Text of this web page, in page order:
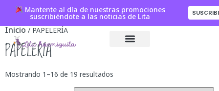
Mantente al día de nuestras promociones
suscribiéndote a las noticias de Lita
Inicio / PAPELERÍA
PAPELERÍA
Mostrando 1–16 de 19 resultados